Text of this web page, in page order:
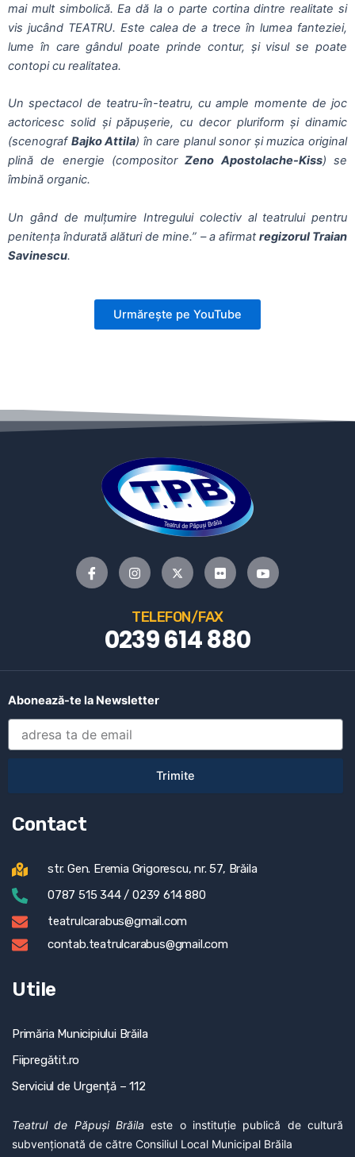
mai mult simbolică. Ea dă la o parte cortina dintre realitate si
vis jucând TEATRU. Este calea de a trece în lumea fanteziei,
lume în care gândul poate prinde contur, şi visul se poate
contopi cu realitatea.
Un spectacol de teatru-în-teatru, cu ample momente de joc
actoricesc solid şi păpuşerie, cu decor pluriform şi dinamic
(scenograf Bajko Attila) în care planul sonor şi muzica original
plină de energie (compositorZeno Apostolache-Kiss) se
îmbină organic.
Un gând de mulţumire Intregului colectiv al teatrului pentru
penitenţa îndurată alături de mine.” – a afirmatregizorul Traian
Savinescu.
Urmărește pe YouTube
TELEFON/FAX
0239 614 880
Abonează-te la Newsletter
Trimite
Contact
str. Gen. Eremia Grigorescu, nr. 57, Brăila
0787 515 344 / 0239 614 880
teatrulcarabus@gmail.com
contab.teatrulcarabus@gmail.com
Utile
Primăria Municipiului Brăila
Fiipregătit.ro
Serviciul de Urgență – 112
Teatrul de Păpuși Brăila este o instituție publică de cultură
subvenționată de către Consiliul Local Municipal Brăila